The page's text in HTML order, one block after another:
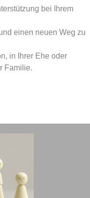
bei Ihrem
einen neuen Weg zu
in Ihrer Ehe oder
Familie.